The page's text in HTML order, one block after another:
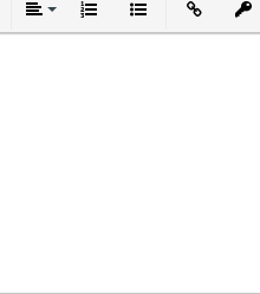
Выравнивание
Нумерованный список
Маркированный
Вставить